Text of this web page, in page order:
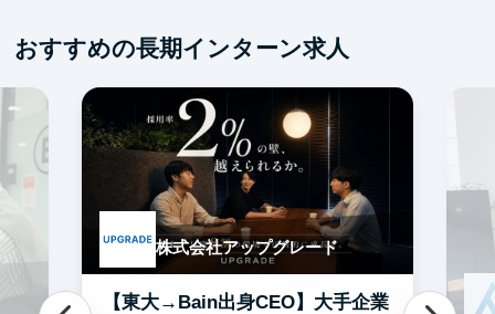
おすすめの長期インターン求人
株式会社アップグレード
【東大→Bain出身CEO】大手企業